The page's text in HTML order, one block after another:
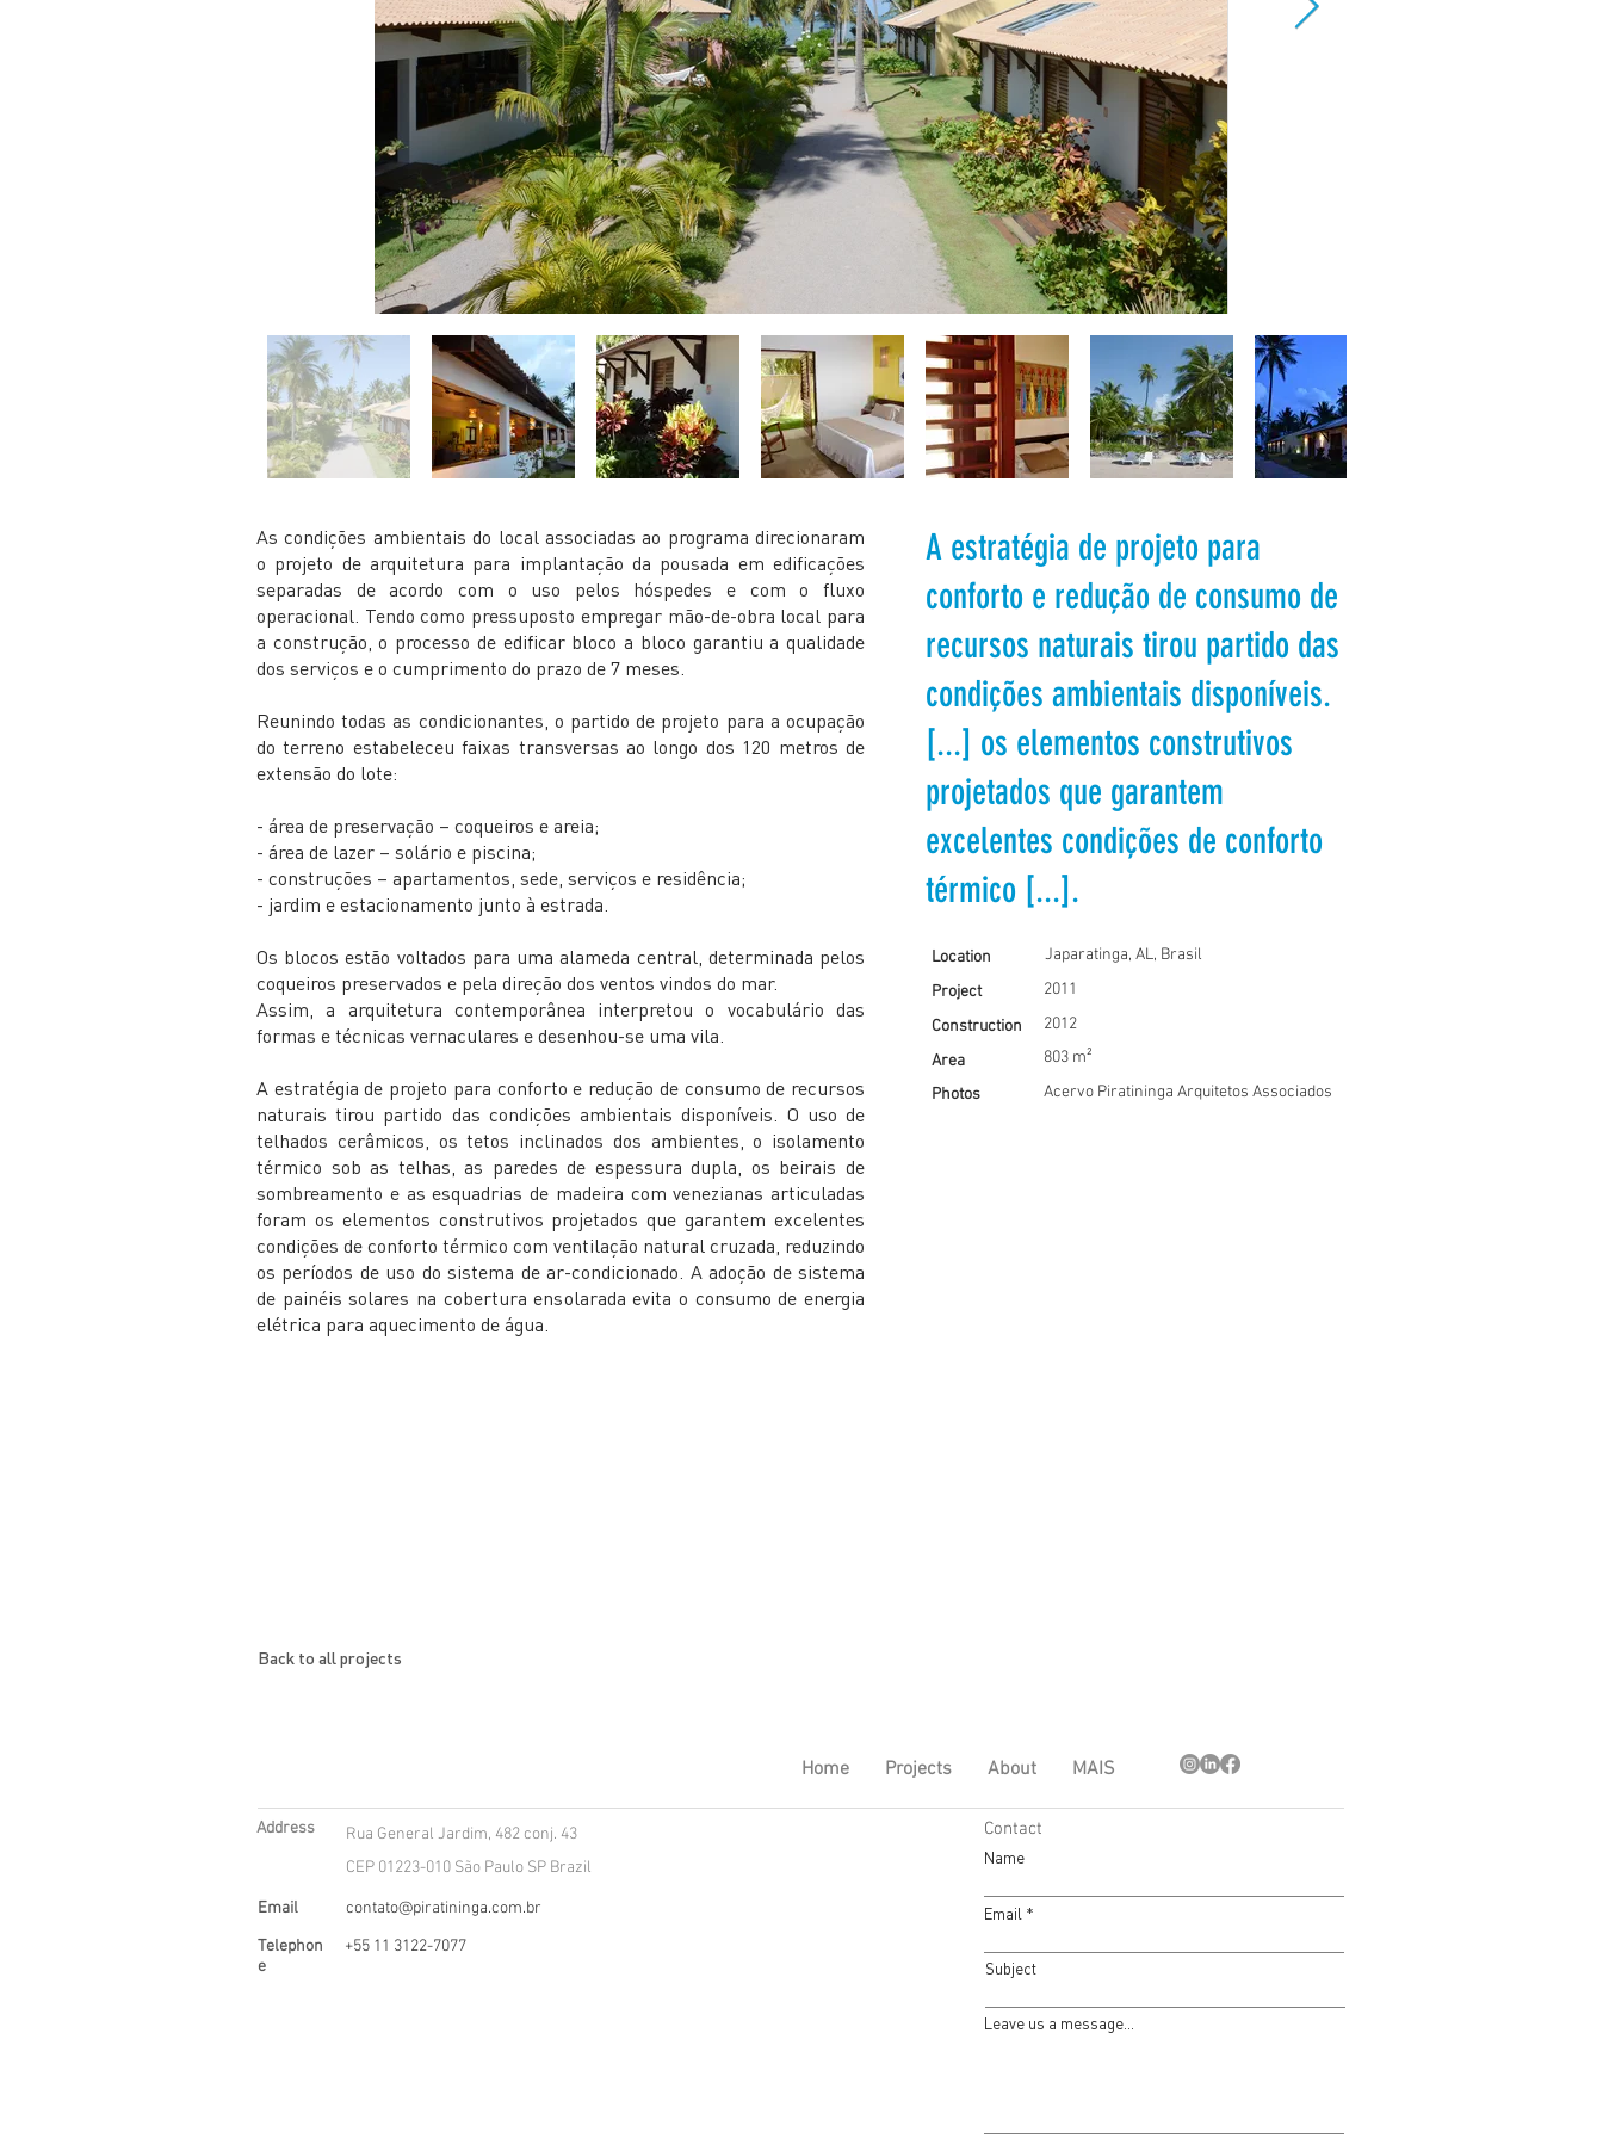
As condições ambientais do local associadas ao programa direcionaram
o projeto de arquitetura para implantação da pousada em edificações
separadas de acordo com o uso pelos hóspedes e com o fluxo
operacional. Tendo como pressuposto empregar mão-de-obra local para
a construção, o processo de edificar bloco a bloco garantiu a qualidade
dos serviços e o cumprimento do prazo de 7 meses.
Reunindo todas as condicionantes, o partido de projeto para a ocupação
do terreno estabeleceu faixas transversas ao longo dos 120 metros de
extensão do lote:
- área de preservação – coqueiros e areia;
- área de lazer – solário e piscina;
- construções – apartamentos, sede, serviços e residência;
- jardim e estacionamento junto à estrada.
Os blocos estão voltados para uma alameda central, determinada pelos
coqueiros preservados e pela direção dos ventos vindos do mar.
Assim, a arquitetura contemporânea interpretou o vocabulário das
formas e técnicas vernaculares e desenhou-se uma vila.
A estratégia de projeto para conforto e redução de consumo de recursos
naturais tirou partido das condições ambientais disponíveis. O uso de
telhados cerâmicos, os tetos inclinados dos ambientes, o isolamento
térmico sob as telhas, as paredes de espessura dupla, os beirais de
sombreamento e as esquadrias de madeira com venezianas articuladas
foram os elementos construtivos projetados que garantem excelentes
condições de conforto térmico com ventilação natural cruzada, reduzindo
os períodos de uso do sistema de ar-condicionado. A adoção de sistema
de painéis solares na cobertura ensolarada evita o consumo de energia
elétrica para aquecimento de água.
A estratégia de projeto para
conforto e redução de consumo de
recursos naturais tirou partido das
condições ambientais disponíveis.
[...] os elementos construtivos
projetados que garantem
excelentes condições de conforto
térmico [...].
Location
Japaratinga, AL, Brasil
Project
2011
Construction
2012
Area
803 m²
Photos
Acervo Piratininga Arquitetos Associados
Back to all projects
Home Projects About MAIS
Address
Email
Rua General Jardim, 482 conj. 43
CEP 01223-010 São Paulo SP Brazil
contato@piratininga.com.br
Telephon
e
+55 11 3122-7077
Contact
Name
Email
Subject
Leave us a message...